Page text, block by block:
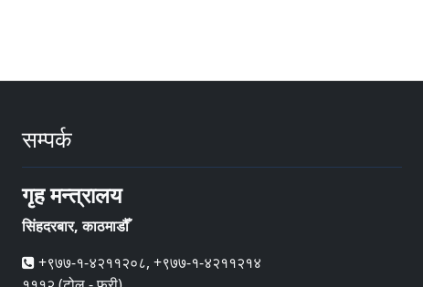
सम्पर्क
गृह मन्त्रालय
सिंहदरबार, काठमाडौँ
+९७७-१-४२११२०८, +९७७-१-४२११२१४